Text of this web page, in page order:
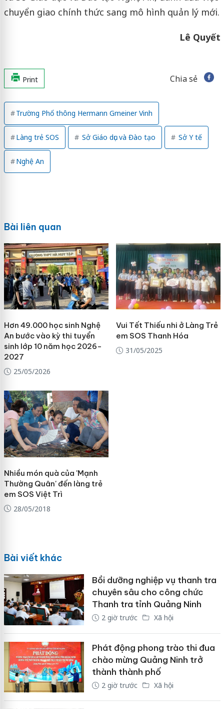
chuyển giao chính thức sang mô hình quản lý mới.
Lê Quyết
Print Chia sẻ
Trường Phổ thông Hermann Gmeiner Vinh
Làng trẻ SOS Sở Giáo dục và Đào tạo Sở Y tế
Nghệ An
Bài liên quan
Hơn 49.000 học sinh Nghệ
An bước vào kỳ thi tuyển
sinh lớp 10 năm học 2026-
2027
25/05/2026
Vui Tết Thiếu nhi ở Làng Trẻ
em SOS Thanh Hóa
31/05/2025
Nhiều món quà của 'Mạnh
Thường Quân' đến làng trẻ
em SOS Việt Trì
28/05/2018
Bài viết khác
Bồi dưỡng nghiệp vụ thanh tra
chuyên sâu cho công chức
Thanh tra tỉnh Quảng Ninh
2 giờ trước Xã hội
Phát động phong trào thi đua
chào mừng Quảng Ninh trở
thành thành phố
2 giờ trước Xã hội